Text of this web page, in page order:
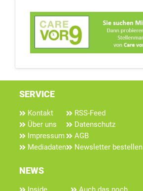
SERVICE
Kontakt
Über uns
Impressum
Mediadaten
RSS-Feed
Datenschutz
AGB
Newsletter bestellen
NEWS